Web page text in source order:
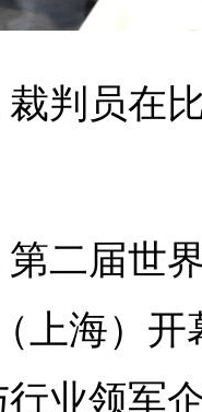
裁判员在
第二届世
上海）
业领军